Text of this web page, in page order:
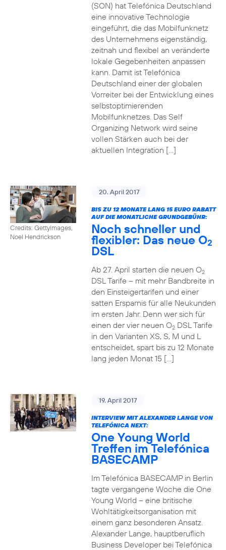
(SON) hat Telefónica Deutschland
eine innovative Technologie
eingeführt, die das Mobilfunknetz
des Unternehmens eigenständig,
zeitnah und flexibel an veränderte
lokale Gegebenheiten anpassen
kann. Damit ist Telefónica
Deutschland einer der globalen
Vorreiter bei der Entwicklung eines
selbstoptimierenden
Mobilfunknetzes. Das Self
Organizing Network wird seine
vollen Stärken auch bei der
aktuellen Integration […]
Credits: Gettyimages,
Noel Hendrickson
20. April 2017
BIS ZU 12 MONATE LANG 15 EURO RABATT
AUF DIE MONATLICHE GRUNDGEBÜHR:
Noch schneller und
flexibler: Das neue O2
DSL
Ab 27. April starten die neuen O2
DSL Tarife – mit mehr Bandbreite in
den Einsteigertarifen und einer
satten Ersparnis für alle Neukunden
im ersten Jahr. Denn wer sich für
einen der vier neuen O2DSL Tarife
in den Varianten XS, S, M und L
entscheidet, spart bis zu 12 Monate
lang jeden Monat 15 […]
19. April 2017
INTERVIEW MIT ALEXANDER LANGE VON
TELEFÓNICA NEXT:
One Young World
Treffen im Telefónica
BASECAMP
Im Telefónica BASECAMP in Berlin
tagte vergangene Woche die One
Young World – eine britische
Wohltätigkeitsorganisation mit
einem ganz besonderen Ansatz.
Alexander Lange, hauptberuflich
Business Developer bei Telefónica